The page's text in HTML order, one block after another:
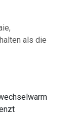
als die